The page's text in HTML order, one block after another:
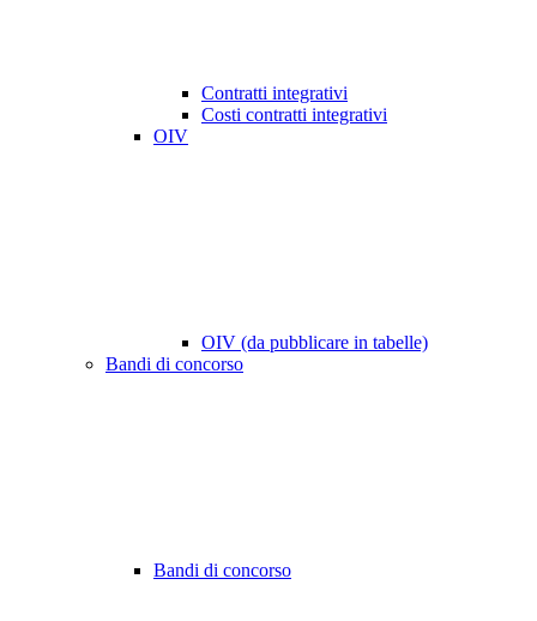
Contratti integrativi
Costi contratti integrativi
OIV
OIV (da pubblicare in tabelle)
Bandi di concorso
Bandi di concorso